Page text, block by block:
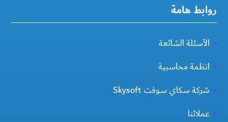
روابط هامة
الأسئلة الشائعة
انظمة محاسبية
شركة سكاي سوفت Skysoft
عملائنا